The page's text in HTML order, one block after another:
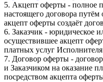
5. Акцепт оферты - полное
настоящего договора путём
акцепт оферты создаёт
6. Заказчик - юридическое
осуществившее акцепт
платных услуг
7. Договор оферты -
и Заказчиком на оказание
посредством акцепта